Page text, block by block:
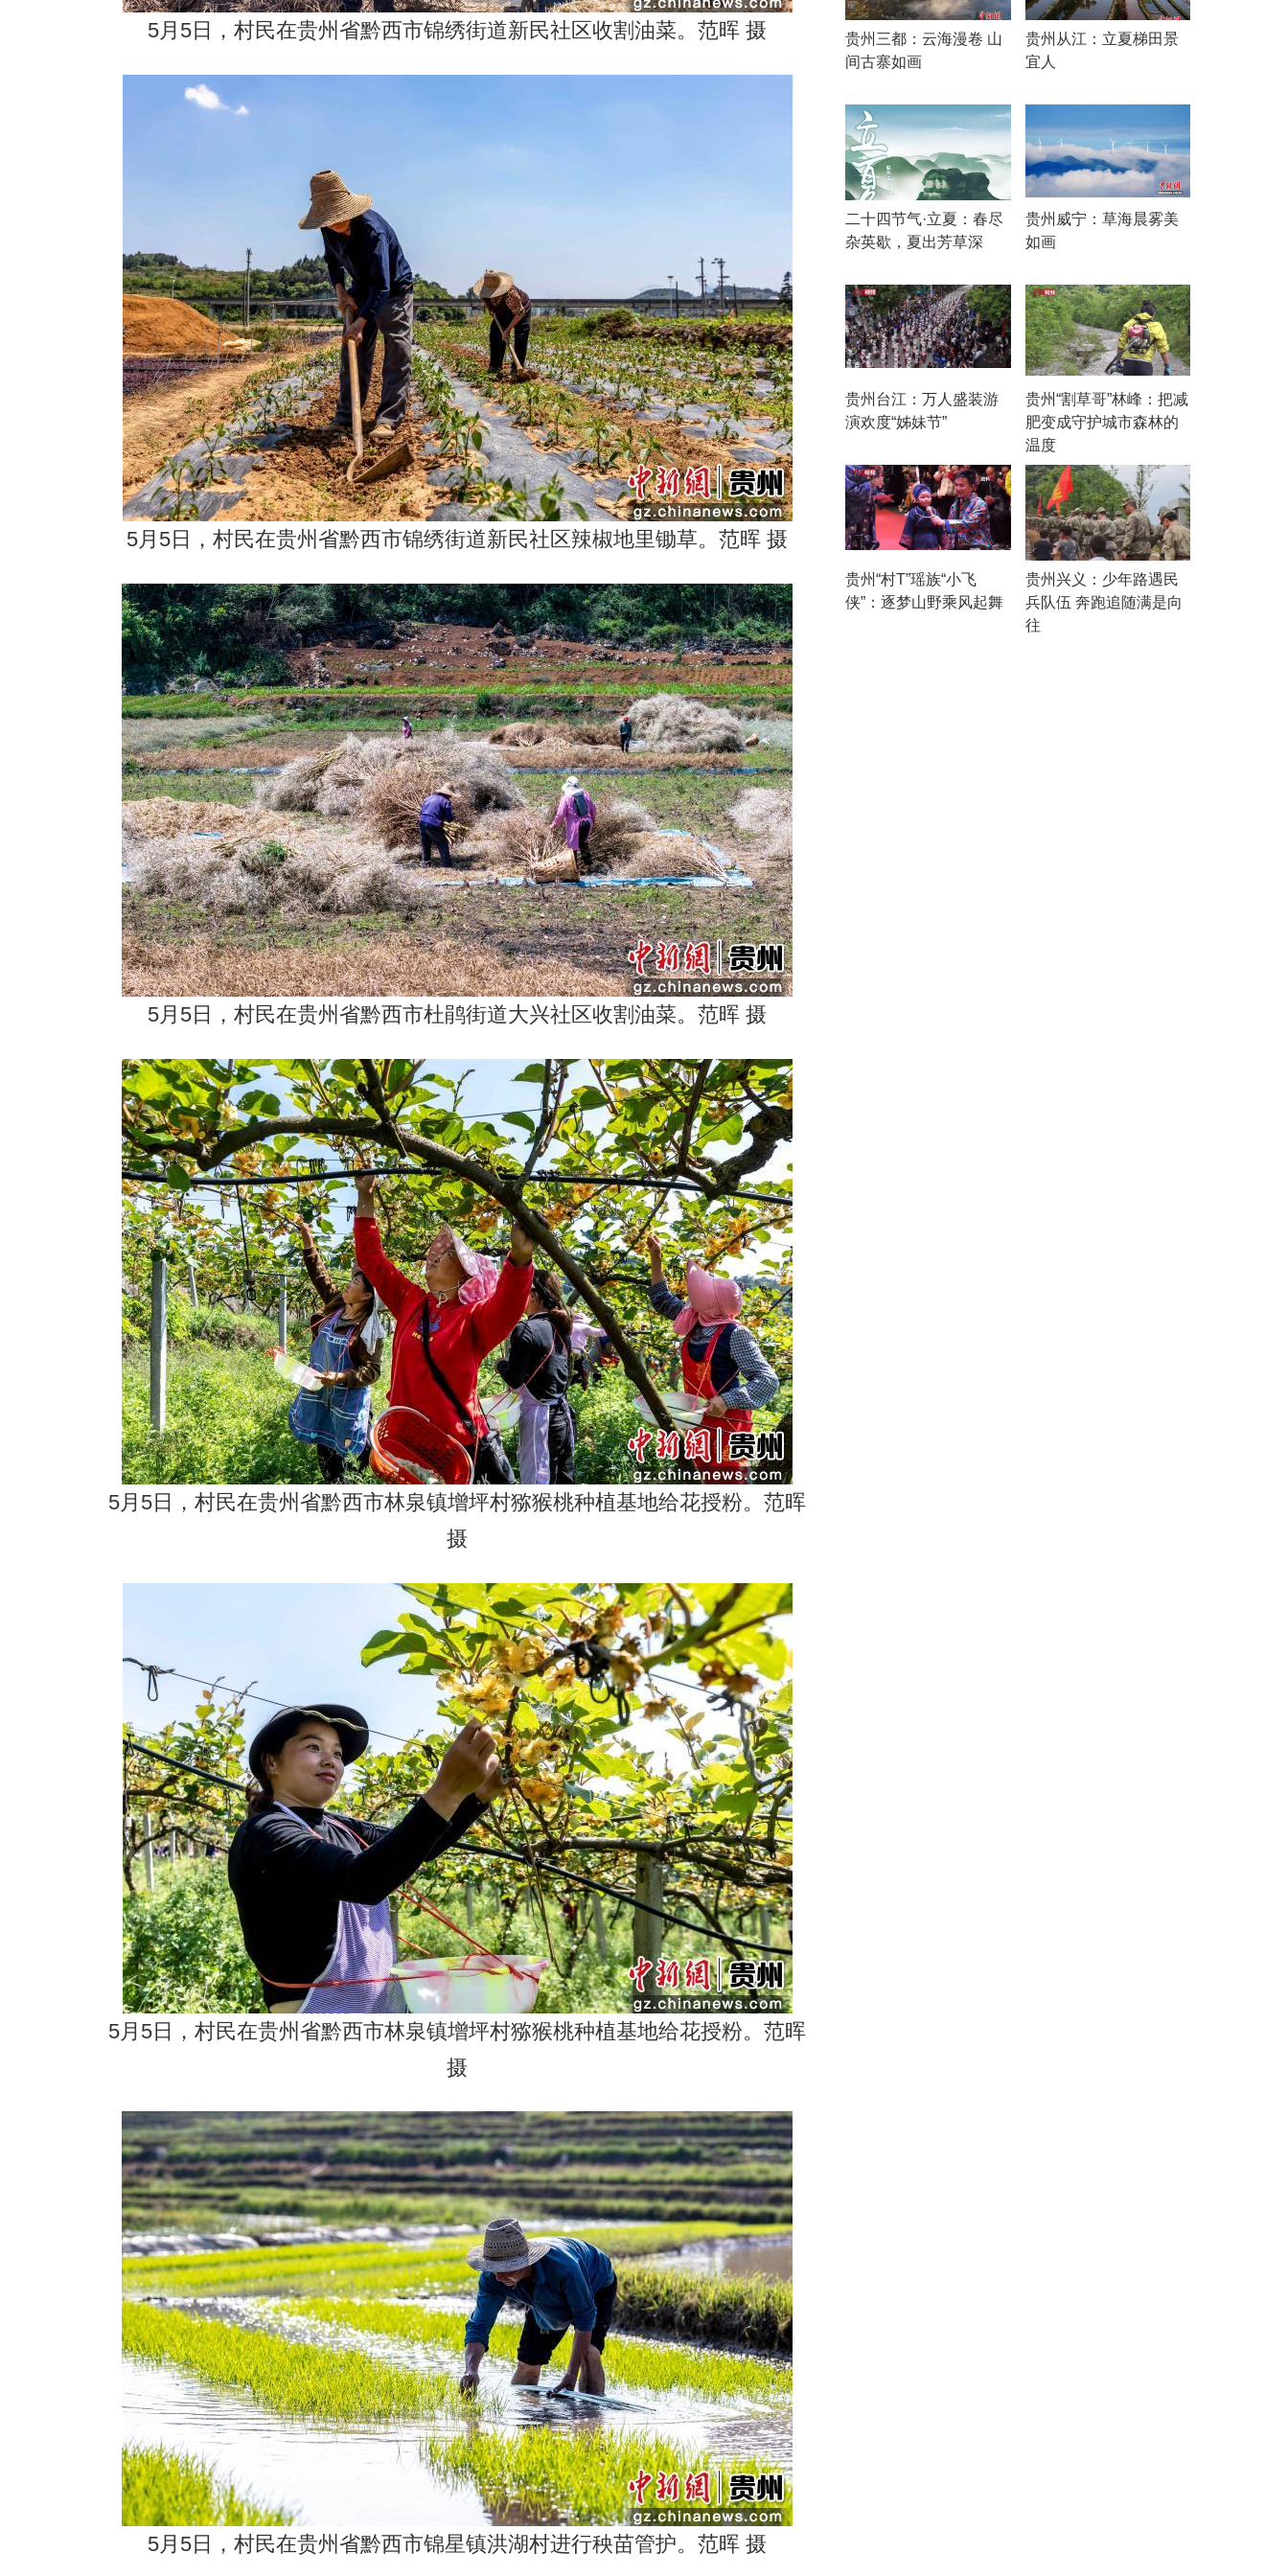
5月5日，村民在贵州省黔西市锦绣街道新民社区收割油菜。范晖 摄
5月5日，村民在贵州省黔西市锦绣街道新民社区辣椒地里锄草。范晖 摄
5月5日，村民在贵州省黔西市杜鹃街道大兴社区收割油菜。范晖 摄
5月5日，村民在贵州省黔西市林泉镇增坪村猕猴桃种植基地给花授粉。范晖
摄
5月5日，村民在贵州省黔西市林泉镇增坪村猕猴桃种植基地给花授粉。范晖
摄
5月5日，村民在贵州省黔西市锦星镇洪湖村进行秧苗管护。范晖 摄
贵州三都：云海漫卷 山
间古寨如画
贵州从江：立夏梯田景
宜人
二十四节气·立夏：春尽
杂英歇，夏出芳草深
贵州威宁：草海晨雾美
如画
贵州台江：万人盛装游
演欢度“姊妹节”
贵州“割草哥”林峰：把减
肥变成守护城市森林的
温度
贵州“村T”瑶族“小飞
侠”：逐梦山野乘风起舞
贵州兴义：少年路遇民
兵队伍 奔跑追随满是向
往